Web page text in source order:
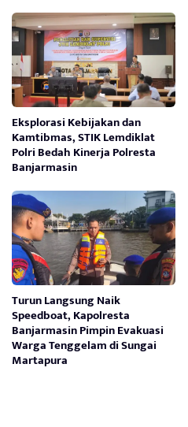
Eksplorasi Kebijakan dan
Kamtibmas, STIK Lemdiklat
Polri Bedah Kinerja Polresta
Banjarmasin
Turun Langsung Naik
Speedboat, Kapolresta
Banjarmasin Pimpin Evakuasi
Warga Tenggelam di Sungai
Martapura